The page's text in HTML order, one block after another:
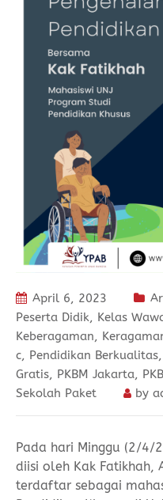
April 6, 2023
Peserta Didik, Kelas
Keberagaman,
c, Pendidikan Berkualitas,
Gratis, PKBM Jakarta,
Sekolah Paket
by
Pada hari Minggu (2/4/
diisi oleh Kak Fatikhah,
terdaftar sebagai